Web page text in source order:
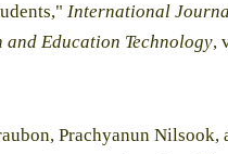
International
Education Technology,
Prachyanun Nilsook,